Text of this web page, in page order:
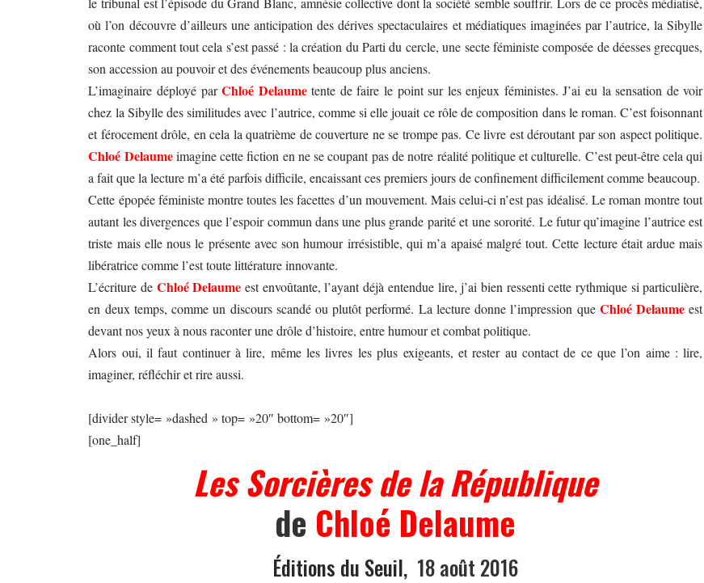
où l’on découvre d’ailleurs une anticipation des dérives spectaculaires et médiatiques imaginées par l’autrice, la Sibylle
raconte comment tout cela s’est passé : la création du Parti du cercle, une secte féministe composée de déesses grecques,
son accession au pouvoir et des événements beaucoup plus anciens.
L’imaginaire déployé parChloé Delaumetente de faire le point sur les enjeux féministes. J’ai eu la sensation de voir
chez la Sibylle des similitudes avec l’autrice, comme si elle jouait ce rôle de composition dans le roman. C’est foisonnant
et férocement drôle, en cela la quatrième de couverture ne se trompe pas. Ce livre est déroutant par son aspect politique.
Chloé Delaumeimagine cette fiction en ne se coupant pas de notre réalité politique et culturelle. C’est peut-être cela qui
a fait que la lecture m’a été parfois difficile, encaissant ces premiers jours de confinement difficilement comme beaucoup.
Cette épopée féministe montre toutes les facettes d’un mouvement. Mais celui-ci n’est pas idéalisé. Le roman montre tout
autant les divergences que l’espoir commun dans une plus grande parité et une sororité. Le futur qu’imagine l’autrice est
triste mais elle nous le présente avec son humour irrésistible, qui m’a apaisé malgré tout. Cette lecture était ardue mais
libératrice comme l’est toute littérature innovante.
L’écriture de Chloé Delaume est envoûtante, l’ayant déjà entendue lire, j’ai bien ressenti cette rythmique si particulière,
en deux temps, comme un discours scandé ou plutôt performé. La lecture donne l’impression que Chloé Delaume est
devant nos yeux à nous raconter une drôle d’histoire, entre humour et combat politique.
Alors oui, il faut continuer à lire, même les livres les plus exigeants, et rester au contact de ce que l’on aime : lire,
imaginer, réfléchir et rire aussi.
[divider style= »dashed » top= »20″ bottom= »20″]
[one_half]
Les Sorcières de la République
de Chloé Delaume
Éditions du Seuil, 18 août 2016